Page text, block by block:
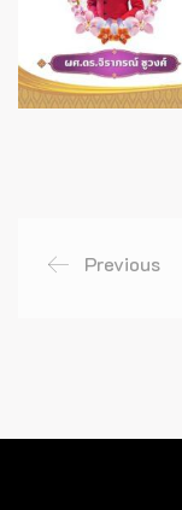
Previous